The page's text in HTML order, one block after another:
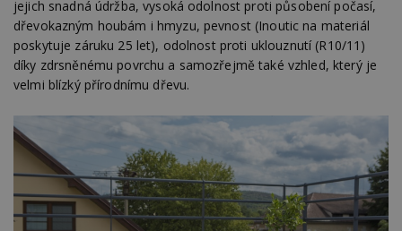
jejich snadná údržba, vysoká odolnost proti působení počasí,
dřevokazným houbám i hmyzu, pevnost (Inoutic na materiál
poskytuje záruku 25 let), odolnost proti uklouznutí (R10/11)
díky zdrsněnému povrchu a samozřejmě také vzhled, který je
velmi blízký přírodnímu dřevu.